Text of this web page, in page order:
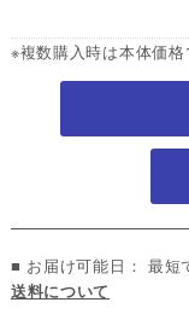
※複数購入時は本体価格
■ お届け可能日： 最短
送料について